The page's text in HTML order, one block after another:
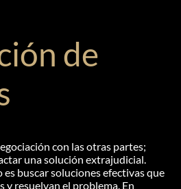
de
con las otras partes;
una solución extrajudicial.
buscar soluciones efectivas que
y resuelvan el problema. En